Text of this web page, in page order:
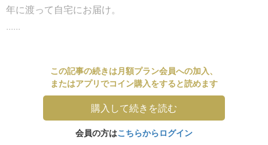
年に渡って自宅にお届け。
......
この記事の続きは月額プラン会員への加入、
またはアプリでコイン購入をすると読めます
購入して続きを読む
会員の方はこちらからログイン